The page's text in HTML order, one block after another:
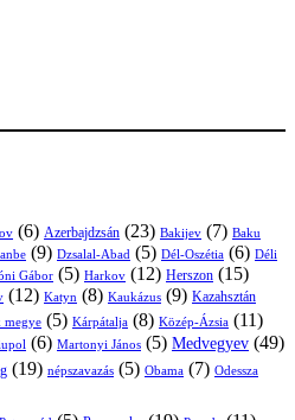
(6) Azerbajdzsán (23) Bakijev (7) Baku
(9) Dzsalal-Abad (5) Dél-Oszétia (6) Déli
Gábor (5) Harkov (12) Herszon (15)
(12) Katyn (8) Kaukázus (9) Kazahsztán
megye (5) Kárpátalja (8) Közép-Ázsia (11)
(6) Martonyi János (5) Medvegyev (49)
(19) népszavazás (5) Obama (7) Odessza